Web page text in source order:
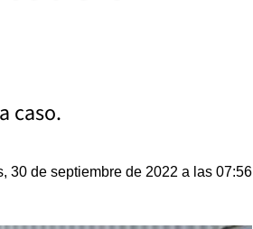
caso.
30 de septiembre de 2022 a las 07:56